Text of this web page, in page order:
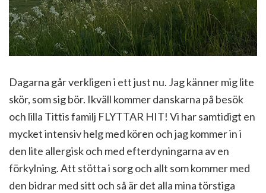
Dagarna går verkligen i ett just nu. Jag känner mig lite
skör, som sig bör. Ikväll kommer danskarna på besök
och lilla Tittis familj FLYTTAR HIT! Vi har samtidigt en
mycket intensiv helg med kören och jag kommer in i
den lite allergisk och med efterdyningarna av en
förkylning. Att stötta i sorg och allt som kommer med
den bidrar med sitt och så är det alla mina törstiga